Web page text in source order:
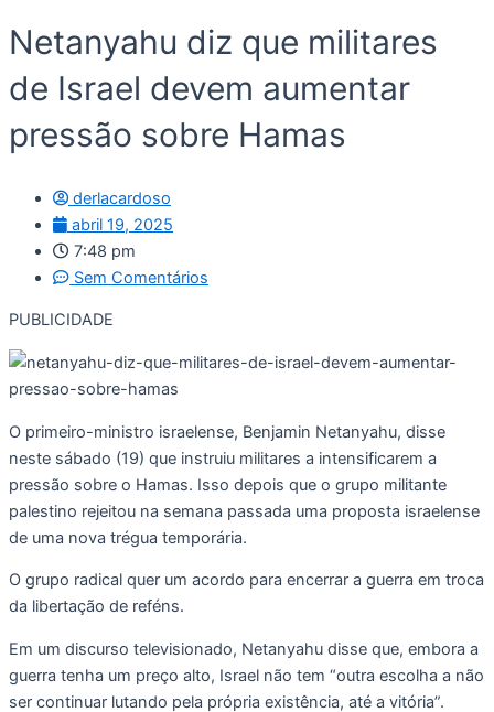
Netanyahu diz que militares
de Israel devem aumentar
pressão sobre Hamas
derlacardoso
abril 19, 2025
7:48 pm
Sem Comentários
PUBLICIDADE
O primeiro-ministro israelense, Benjamin Netanyahu, disse
neste sábado (19) que instruiu militares a intensificarem a
pressão sobre o Hamas. Isso depois que o grupo militante
palestino rejeitou na semana passada uma proposta israelense
de uma nova trégua temporária.
O grupo radical quer um acordo para encerrar a guerra em troca
da libertação de reféns.
Em um discurso televisionado, Netanyahu disse que, embora a
guerra tenha um preço alto, Israel não tem “outra escolha a não
ser continuar lutando pela própria existência, até a vitória”.